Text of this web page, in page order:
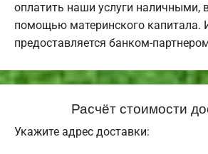
оплатить наши услуги наличными,
помощью материнского капитала.
предоставляется банком-
Расчёт стоимости
Укажите адрес доставки: